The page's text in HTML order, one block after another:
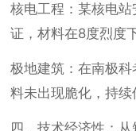
核电工程：某核电
证，材料在8度烈度
极地建筑：在南极
料未出现脆化，持